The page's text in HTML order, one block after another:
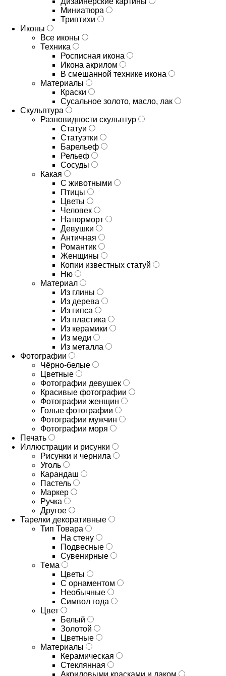
Миниатюра
Триптихи
Иконы
Все иконы
Техника
Росписная икона
Икона акрилом
В смешанной технике икона
Материалы
Краски
Сусальное золото, масло, лак
Скульптура
Разновидности скульптур
Статуи
Статуэтки
Барельеф
Рельеф
Сосуды
Какая
С животными
Птицы
Цветы
Человек
Натюрморт
Девушки
Античная
Романтик
Женщины
Копии известных статуй
Ню
Материал
Из глины
Из дерева
Из гипса
Из пластика
Из керамики
Из меди
Из металла
Фотографии
Чёрно-белые
Цветные
Фотографии девушек
Красивые фотографии
Фотографии женщин
Голые фотографии
Фотографии мужчин
Фотографии моря
Печать
Иллюстрации и рисунки
Рисунки и чернила
Уголь
Карандаш
Пастель
Маркер
Ручка
Другое
Тарелки декоративные
Тип Товара
На стену
Подвесные
Сувенирные
Тема
Цветы
С орнаментом
Необычные
Символ года
Цвет
Белый
Золотой
Цветные
Материалы
Керамическая
Стеклянная
Акриловыми красками и лаком